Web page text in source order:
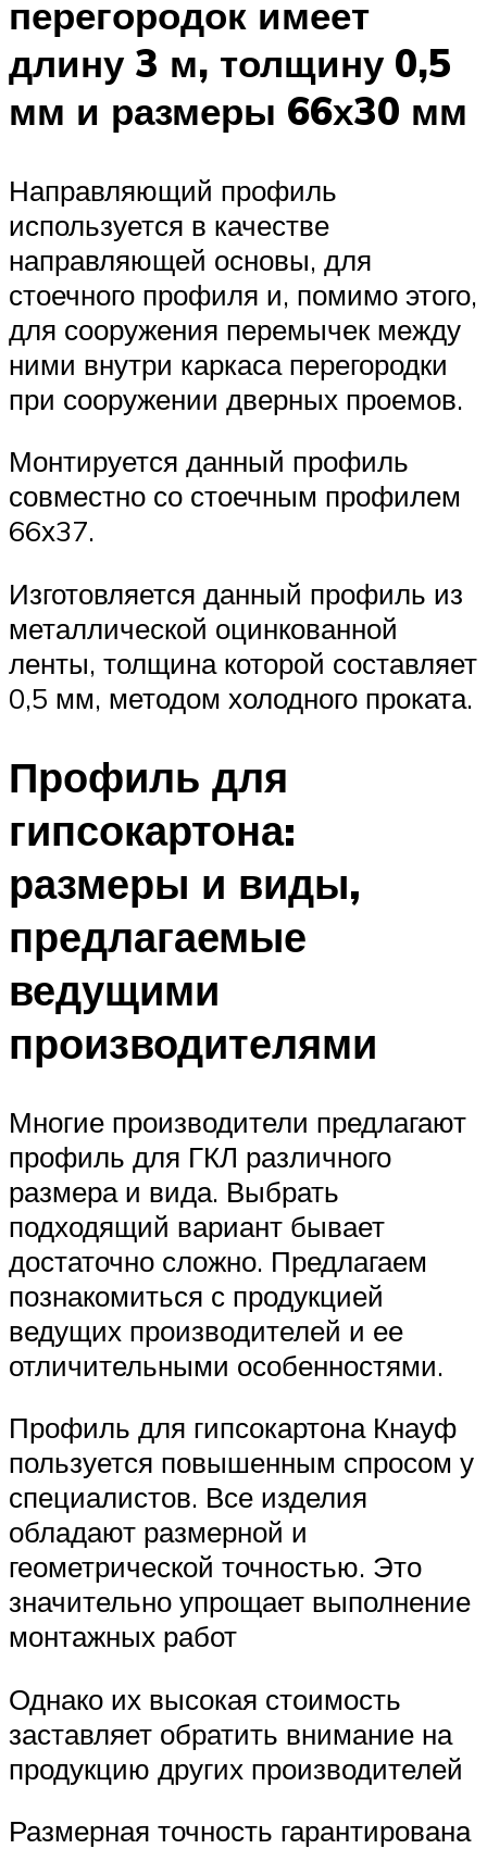
перегородок имеет
длину 3 м, толщину 0,5
мм и размеры 66х30 мм
Направляющий профиль
используется в качестве
направляющей основы, для
стоечного профиля и, помимо этого,
для сооружения перемычек между
ними внутри каркаса перегородки
при сооружении дверных проемов.
Монтируется данный профиль
совместно со стоечным профилем
66х37.
Изготовляется данный профиль из
металлической оцинкованной
ленты, толщина которой составляет
0,5 мм, методом холодного проката.
Профиль для
гипсокартона:
размеры и виды,
предлагаемые
ведущими
производителями
Многие производители предлагают
профиль для ГКЛ различного
размера и вида. Выбрать
подходящий вариант бывает
достаточно сложно. Предлагаем
познакомиться с продукцией
ведущих производителей и ее
отличительными особенностями.
Профиль для гипсокартона Кнауф
пользуется повышенным спросом у
специалистов. Все изделия
обладают размерной и
геометрической точностью. Это
значительно упрощает выполнение
монтажных работ
Однако их высокая стоимость
заставляет обратить внимание на
продукцию других производителей
Размерная точность гарантирована